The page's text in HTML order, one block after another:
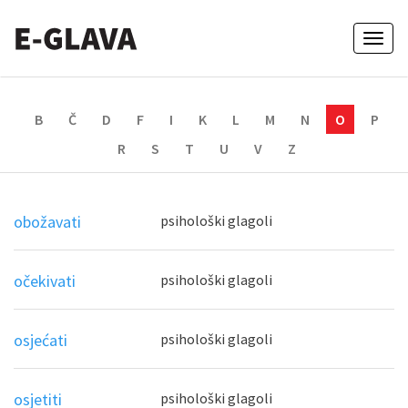
B Č D F I K L M N O
P
R
S T U V Z
obožavati psihološki glagoli
očekivati psihološki glagoli
osjećati psihološki glagoli
osjetiti psihološki glagoli